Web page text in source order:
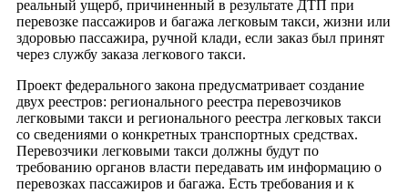
реальный ущерб, причиненный в результате ДТП при
перевозке пассажиров и багажа легковым такси, жизни или
здоровью пассажира, ручной клади, если заказ был принят
через службу заказа легкового такси.
Проект федерального закона предусматривает создание
двух реестров: регионального реестра перевозчиков
легковыми такси и регионального реестра легковых такси
со сведениями о конкретных транспортных средствах.
Перевозчики легковыми такси должны будут по
требованию органов власти передавать им информацию о
перевозках пассажиров и багажа. Есть требования и к